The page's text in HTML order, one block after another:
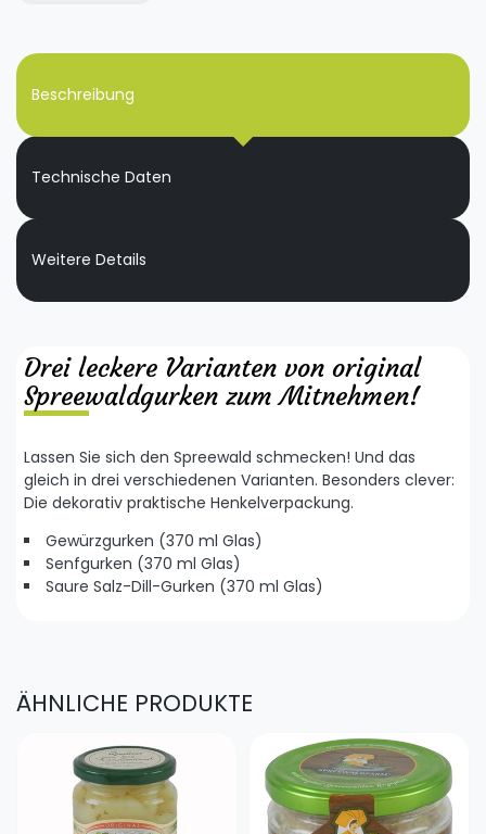
Beschreibung
Technische Daten
Weitere Details
Drei leckere Varianten von original
Spreewaldgurken zum Mitnehmen!
Lassen Sie sich den Spreewald schmecken! Und das
gleich in drei verschiedenen Varianten. Besonders clever:
Die dekorativ praktische Henkelverpackung.
Gewürzgurken (370 ml Glas)
Senfgurken (370 ml Glas)
Saure Salz-Dill-Gurken (370 ml Glas)
ÄHNLICHE PRODUKTE